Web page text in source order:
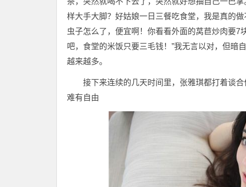
样大手大脚？好姑娘一日三餐吃食堂，我是真的
虫子怎么了，便宜啊！你看看外面的莴苣炒肉要
吧，食堂的米饭只要三毛钱！”我无言以对，但暗
越来越多。
接下来连续的几天时间里，张雅琪都打着谈
难有自由